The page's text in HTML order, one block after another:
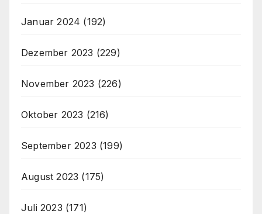
Januar 2024 (192)
Dezember 2023 (229)
November 2023 (226)
Oktober 2023 (216)
September 2023 (199)
August 2023 (175)
Juli 2023 (171)